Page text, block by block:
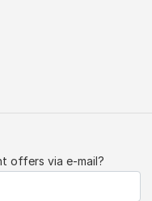
offers via e-mail?